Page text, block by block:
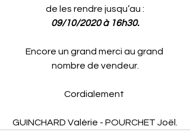
de les rendre jusqu’au :
09/10/2020 à 16h30.
Encore un grand merci au grand
nombre de vendeur.
Cordialement
GUINCHARD Valérie - POURCHET Joël.